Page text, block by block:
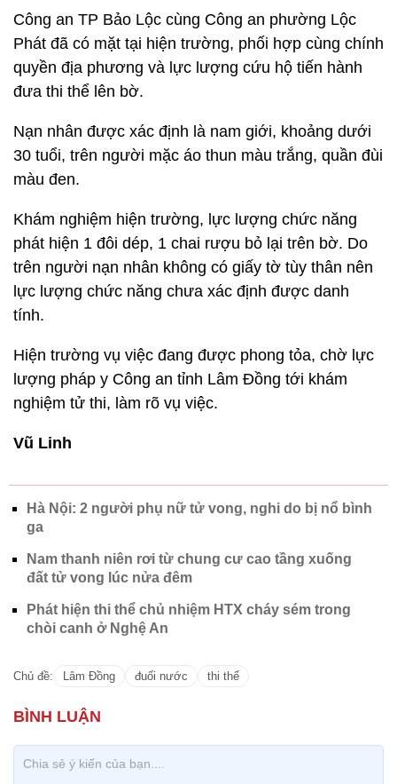
Công an TP Bảo Lộc cùng Công an phường Lộc
Phát đã có mặt tại hiện trường, phối hợp cùng chính
quyền địa phương và lực lượng cứu hộ tiến hành
đưa thi thể lên bờ.
Nạn nhân được xác định là nam giới, khoảng dưới
30 tuổi, trên người mặc áo thun màu trắng, quần đùi
màu đen.
Khám nghiệm hiện trường, lực lượng chức năng
phát hiện 1 đôi dép, 1 chai rượu bỏ lại trên bờ. Do
trên người nạn nhân không có giấy tờ tùy thân nên
lực lượng chức năng chưa xác định được danh
tính.
Hiện trường vụ việc đang được phong tỏa, chờ lực
lượng pháp y Công an tỉnh Lâm Đồng tới khám
nghiệm tử thi, làm rõ vụ việc.
Vũ Linh
Hà Nội: 2 người phụ nữ tử vong, nghi do bị nổ bình
ga
Nam thanh niên rơi từ chung cư cao tầng xuống
đất tử vong lúc nửa đêm
Phát hiện thi thể chủ nhiệm HTX cháy sém trong
chòi canh ở Nghệ An
Chủ đề: Lâm Đồng đuối nước thi thể